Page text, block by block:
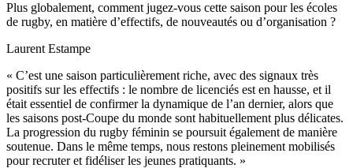
Plus globalement, comment jugez-vous cette saison pour les écoles
de rugby, en matière d’effectifs, de nouveautés ou d’organisation ?
Laurent Estampe
« C’est une saison particulièrement riche, avec des signaux très
positifs sur les effectifs : le nombre de licenciés est en hausse, et il
était essentiel de confirmer la dynamique de l’an dernier, alors que
les saisons post-Coupe du monde sont habituellement plus délicates.
La progression du rugby féminin se poursuit également de manière
soutenue. Dans le même temps, nous restons pleinement mobilisés
pour recruter et fidéliser les jeunes pratiquants. »